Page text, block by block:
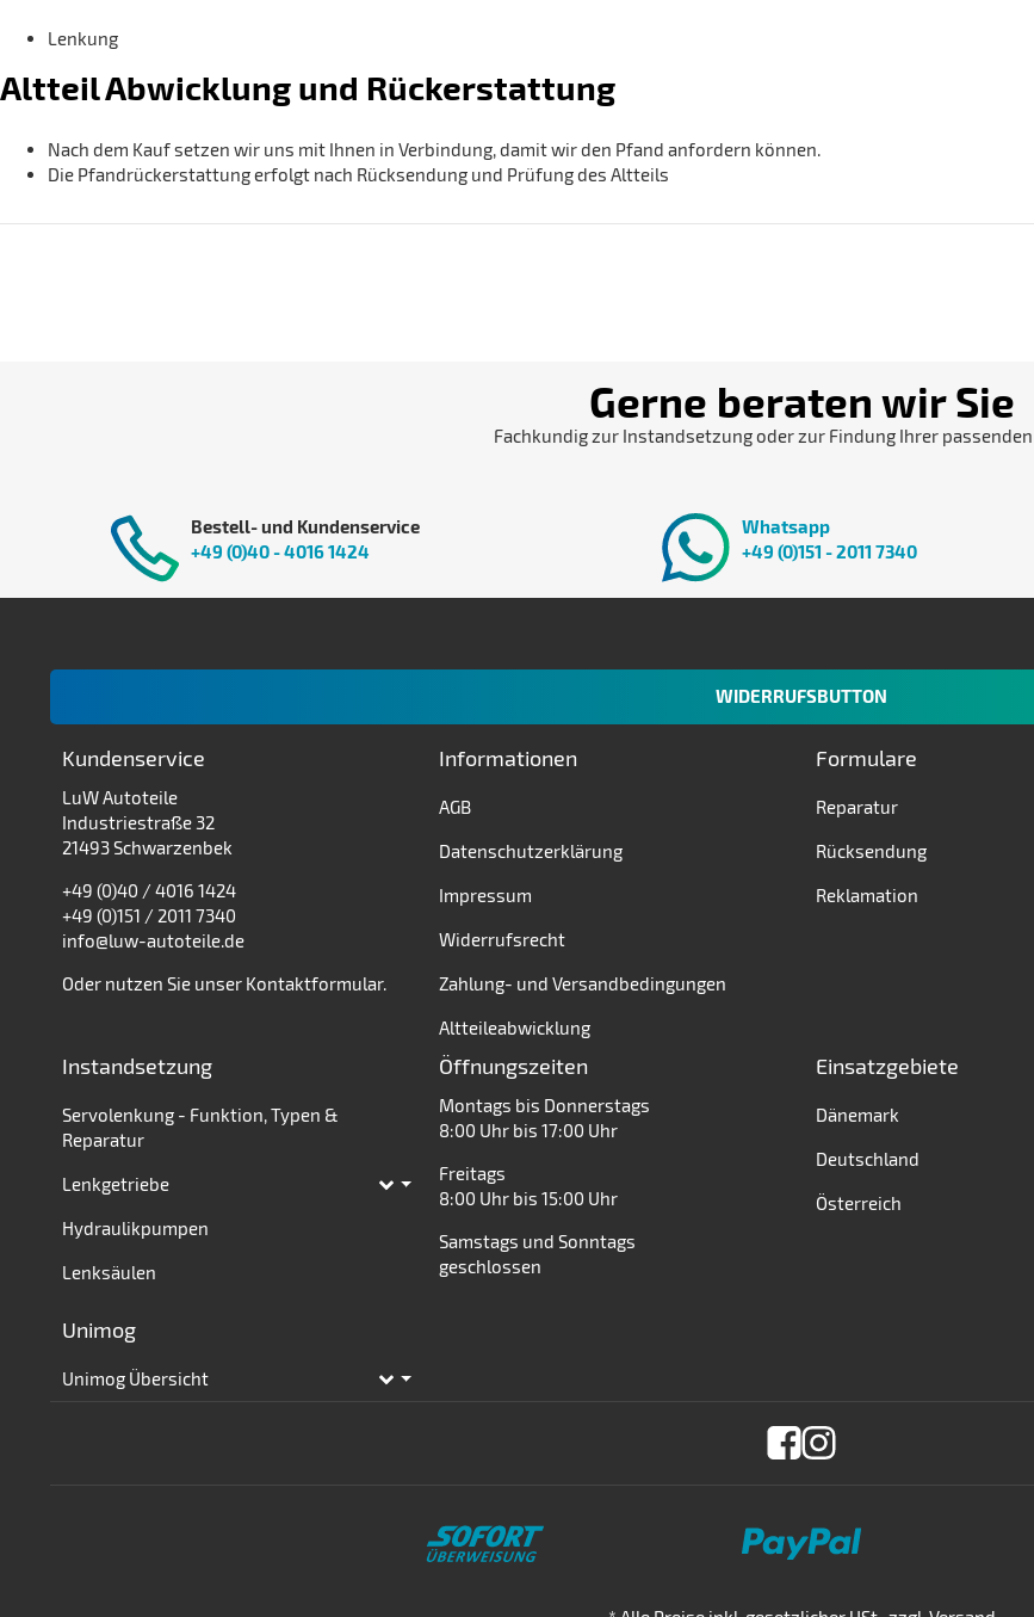
Lenkung
Altteil Abwicklung und Rückerstattung
Nach dem Kauf setzen wir uns mit Ihnen in Verbindung, damit wir den Pfand anfordern können.
Die Pfandrückerstattung erfolgt nach Rücksendung und Prüfung des Altteils
Gerne beraten wir Sie
Fachkundig zur Instandsetzung oder zur Findung Ihrer
Bestell- und Kundenservice
+49 (0)40 - 4016 1424
Whatsapp
+49 (0)151 - 2011 7340
WIDERRUFSBUTTON
Kundenservice
LuW Autoteile
Industriestraße 32
21493 Schwarzenbek
+49 (0)40 / 4016 1424
+49 (0)151 / 2011 7340
info@luw-autoteile.de
Oder nutzen Sie unser Kontaktformular.
Informationen
AGB
Datenschutzerklärung
Impressum
Widerrufsrecht
Zahlung- und Versandbedingungen
Altteileabwicklung
Formulare
Reparatur
Rücksendung
Reklamation
Instandsetzung
Servolenkung - Funktion, Typen &
Reparatur
Lenkgetriebe
Toggle subpages
Hydraulikpumpen
Lenksäulen
Öffnungszeiten
Montags bis Donnerstags
8:00 Uhr bis 17:00 Uhr
Freitags
8:00 Uhr bis 15:00 Uhr
Samstags und Sonntags
geschlossen
Einsatzgebiete
Dänemark
Deutschland
Österreich
Unimog
Unimog Übersicht Toggle subpages